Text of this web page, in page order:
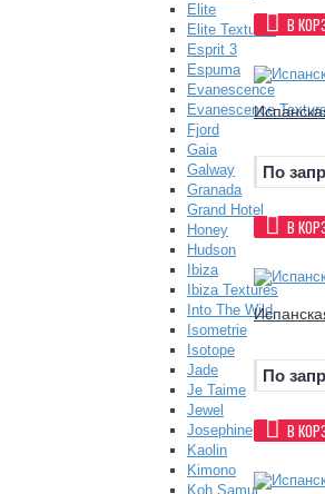
Elite
Elite Textures
Esprit 3
Espuma
Evanescence
Evanescence
Fjord
Gaia
Galway
Granada
Grand Hotel
Honey
Hudson
Ibiza
Ibiza Textures
Into The Wild
Isometrie
Isotope
Jade
Je Taime
Jewel
Josephine
Kaolin
Kimono
Koh Samui
В
По
В
По
В